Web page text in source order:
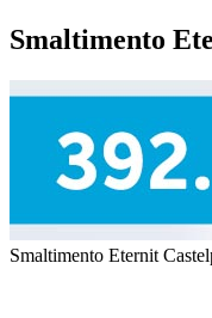
Smaltimento
Smaltimento Eternit